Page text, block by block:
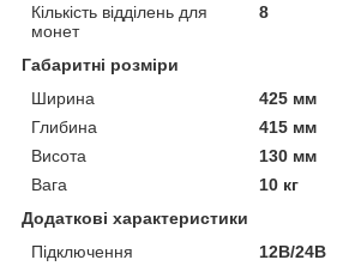
Кількість відділень для
монет
8
Габаритні розміри
Ширина
425 мм
Глибина
415 мм
Висота
130 мм
Вага
10 кг
Додаткові характеристики
Підключення
12В/24В